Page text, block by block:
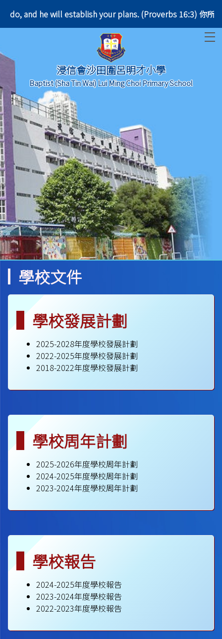
and he will establish your plans. (Proverbs 16:3) 你所做
浸信會沙田圍呂明才小學
Baptist (Sha Tin Wai) Lui Ming Choi Primary School
學校文件
學校發展計劃
2025-2028年度學校發展計劃
2022-2025年度學校發展計劃
2018-2022年度學校發展計劃
學校周年計劃
2025-2026年度學校周年計劃
2024-2025年度學校周年計劃
2023-2024年度學校周年計劃
學校報告
2024-2025年度學校報告
2023-2024年度學校報告
2022-2023年度學校報告